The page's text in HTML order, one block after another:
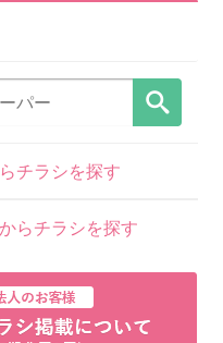
チラシを探す
らチラシを探す